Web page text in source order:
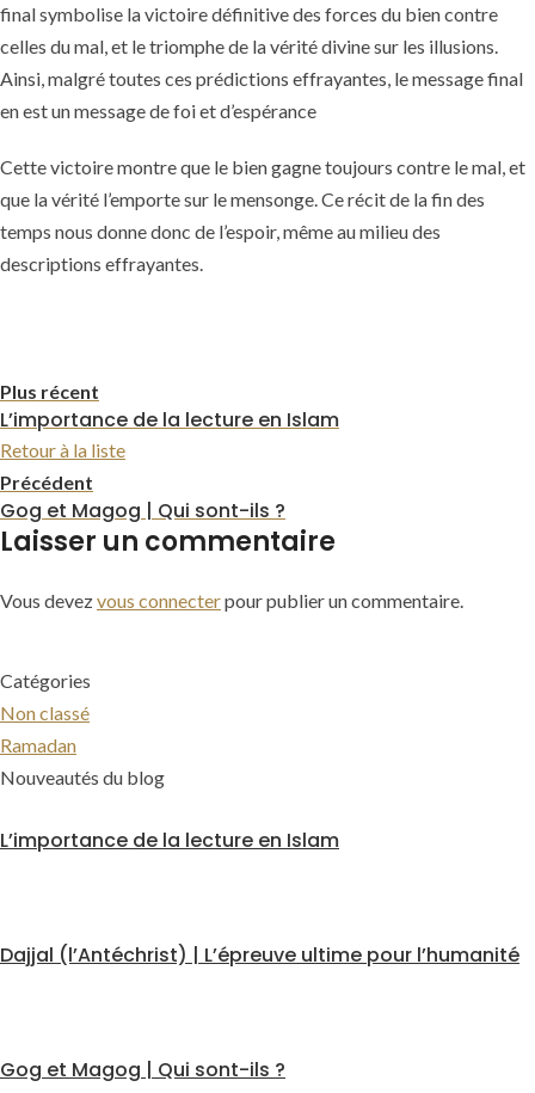
final symbolise la victoire définitive des forces du bien contre
celles du mal, et le triomphe de la vérité divine sur les illusions.
Ainsi, malgré toutes ces prédictions effrayantes, le message final
en est un message de foi et d’espérance
Cette victoire montre que le bien gagne toujours contre le mal, et
que la vérité l’emporte sur le mensonge. Ce récit de la fin des
temps nous donne donc de l’espoir, même au milieu des
descriptions effrayantes.
Plus récent
L’importance de la lecture en Islam
Retour à la liste
Précédent
Gog et Magog | Qui sont-ils ?
Laisser un commentaire
Vous devezvous connecterpour publier un commentaire.
Catégories
Non classé
Ramadan
Nouveautés du blog
L’importance de la lecture en Islam
Dajjal (l’Antéchrist) | L’épreuve ultime pour l’humanité
Gog et Magog | Qui sont-ils ?